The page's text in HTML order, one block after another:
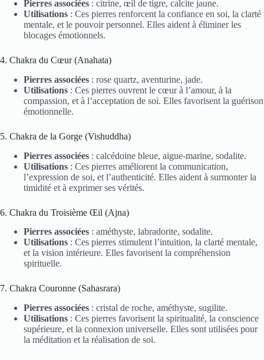
Pierres associées : citrine, œil de tigre, calcite jaune.
Utilisations : Ces pierres renforcent la confiance en soi, la clarté
mentale, et le pouvoir personnel. Elles aident à éliminer les
blocages émotionnels.
4. Chakra du Cœur (Anahata)
Pierres associées : rose quartz, aventurine, jade.
Utilisations : Ces pierres ouvrent le cœur à l’amour, à la
compassion, et à l’acceptation de soi. Elles favorisent la guérison
émotionnelle.
5. Chakra de la Gorge (Vishuddha)
Pierres associées : calcédoine bleue, aigue-marine, sodalite.
Utilisations : Ces pierres améliorent la communication,
l’expression de soi, et l’authenticité. Elles aident à surmonter la
timidité et à exprimer ses vérités.
6. Chakra du Troisième Œil (Ajna)
Pierres associées : améthyste, labradorite, sodalite.
Utilisations : Ces pierres stimulent l’intuition, la clarté mentale,
et la vision intérieure. Elles favorisent la compréhension
spirituelle.
7. Chakra Couronne (Sahasrara)
Pierres associées : cristal de roche, améthyste, sugilite.
Utilisations : Ces pierres favorisent la spiritualité, la conscience
supérieure, et la connexion universelle. Elles sont utilisées pour
la méditation et la réalisation de soi.